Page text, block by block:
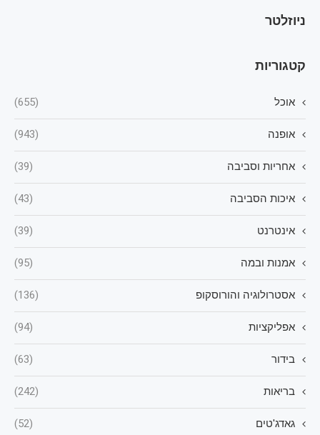
ניוזלטר
קטגוריות
אוכל (655)
אופנה (943)
אחריות וסביבה (39)
איכות הסביבה (43)
אינטרנט (39)
אמנות ובמה (95)
אסטרולוגיה והורוסקופ (136)
אפליקציות (94)
בידור (63)
בריאות (242)
גאדג'טים (52)